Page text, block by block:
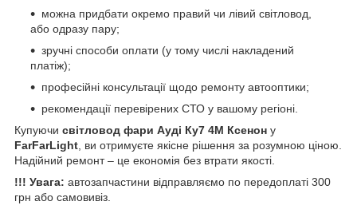
можна придбати окремо правий чи лівий світловод,
або одразу пару;
зручні способи оплати (у тому числі накладений
платіж);
професійні консультації щодо ремонту автооптики;
рекомендації перевірених СТО у вашому регіоні.
Купуючи світловод фари Ауді Ку7 4М Ксенон у
FarFarLight, ви отримуєте якісне рішення за розумною ціною.
Надійний ремонт – це економія без втрати якості.
!!! Увага: автозапчастини відправляємо по передоплаті 300
грн або самовивіз.